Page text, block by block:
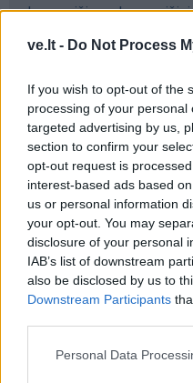
ve.lt - Do Not Process
If you wish to opt-out of the
processing of your
targeted advertising by us,
section to confirm your
opt-out request is
interest-based ads based
us or personal information
your opt-out. You may
disclosure of your personal
IAB’s list of downstream
also be disclosed by us to
Downstream Participants
Personal Data
dangoraižis
Komentarai
Rašyti
Jūsų vardas
Komentaras